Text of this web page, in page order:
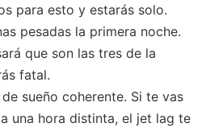
para esto y estarás solo.
pesadas la primera noche.
que son las tres de la
fatal.
sueño coherente. Si te vas
una hora distinta, el jet lag te